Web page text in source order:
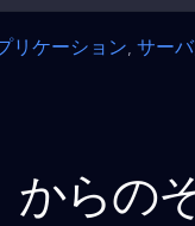
リケーション,サーバ
からの